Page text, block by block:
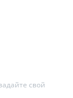
свой